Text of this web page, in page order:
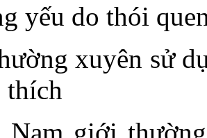
yếu do thói
xuyên sử
thích
thường